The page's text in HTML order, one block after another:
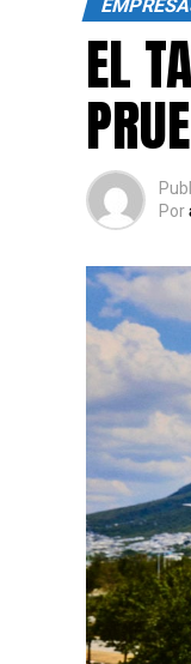
EL
Por